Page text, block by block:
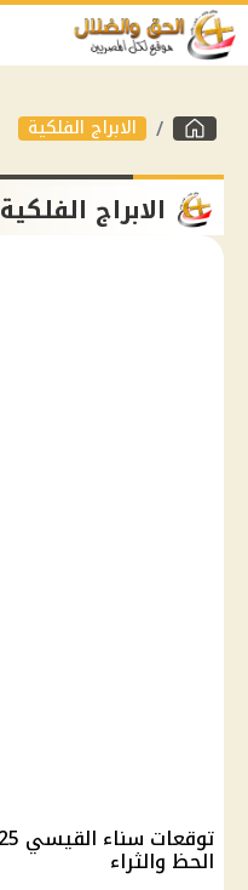
الابراج الفلكية
الابراج الفلكية
الحظ والثراء